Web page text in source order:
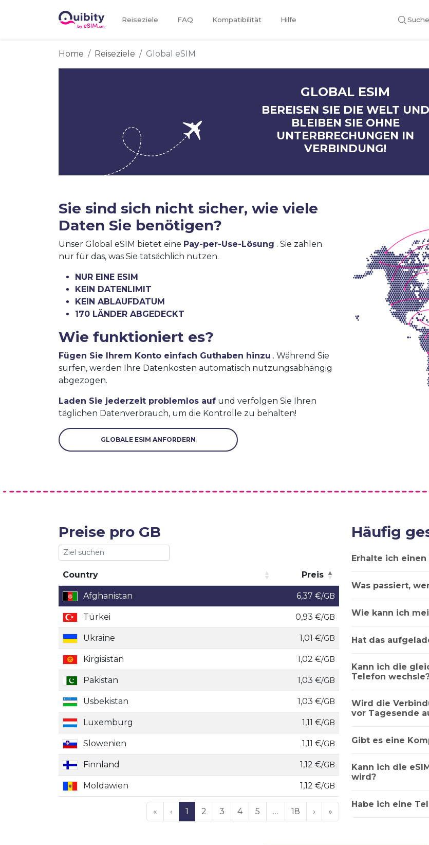
Reiseziele FAQ Kompatibilität Hilfe
Home Reiseziele Global eSIM
GLOBAL ESIM
BEREISEN SIE DIE WELT UND
BLEIBEN SIE OHNE
UNTERBRECHUNGEN IN
VERBINDUNG!
Sie sind sich nicht sicher, wie viele
Daten Sie benötigen?
Unser Global eSIM bietet eine Pay-per-Use-Lösung . Sie zahlen
nur für das, was Sie tatsächlich nutzen.
NUR EINE ESIM
KEIN DATENLIMIT
KEIN ABLAUFDATUM
170 LÄNDER ABGEDECKT
Wie funktioniert es?
Fügen Sie Ihrem Konto einfach Guthaben hinzu . Während Sie
surfen, werden Ihre Datenkosten automatisch nutzungsabhängig
abgezogen.
Laden Sie jederzeit problemlos auf und verfolgen Sie Ihren
täglichen Datenverbrauch, um die Kontrolle zu behalten!
GLOBALE ESIM ANFORDERN
Preise pro GB
Country
Preis
Country
Preis
Afghanistan 6,37 €/GB
Türkei 0,93 €/GB
Ukraine 1,01 €/GB
Kirgisistan 1,02 €/GB
Pakistan 1,03 €/GB
Usbekistan 1,03 €/GB
Luxemburg 1,11 €/GB
Slowenien 1,11 €/GB
Finnland 1,12 €/GB
Moldawien 1,12 €/GB
« ‹ 1 2 3 4 5 … 18 › »
Häufig
Erhalte ich
Was passiert,
Wie kann ich
Hat das
Kann ich die
Telefon
Wird die
vor Tagesende
Gibt es eine
Kann ich die
wird?
Habe ich eine